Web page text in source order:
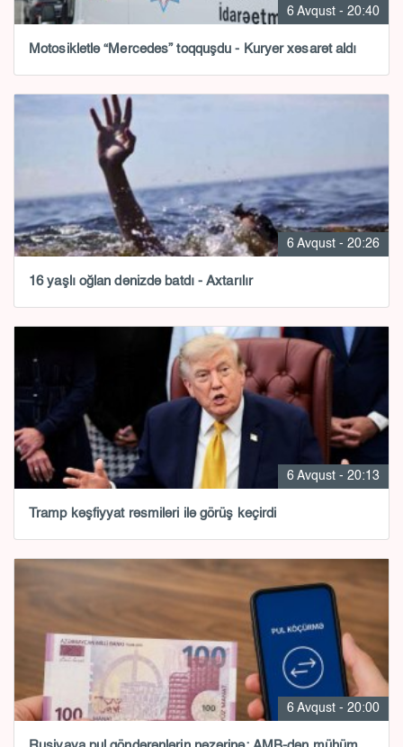
6 Avqust - 20:40
Motosikletlə “Mercedes” toqquşdu - Kuryer xəsarət aldı
6 Avqust - 20:26
16 yaşlı oğlan dənizdə batdı - Axtarılır
6 Avqust - 20:13
Tramp kəşfiyyat rəsmiləri ilə görüş keçirdi
6 Avqust - 20:00